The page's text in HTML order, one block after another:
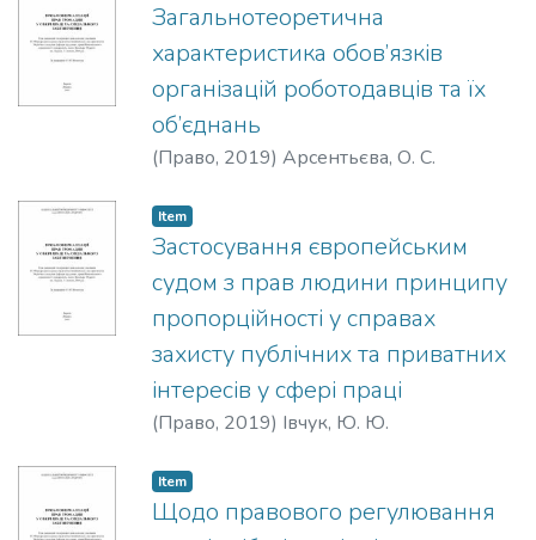
Загальнотеоретична
характеристика обов’язків
організацій роботодавців та їх
об’єднань
(Право, 2019) Арсентьєва, О. С.
Item
Застосування європейським
судом з прав людини принципу
пропорційності у справах
захисту публічних та приватних
інтересів у сфері праці
(Право, 2019) Івчук, Ю. Ю.
Item
Щодо правового регулювання